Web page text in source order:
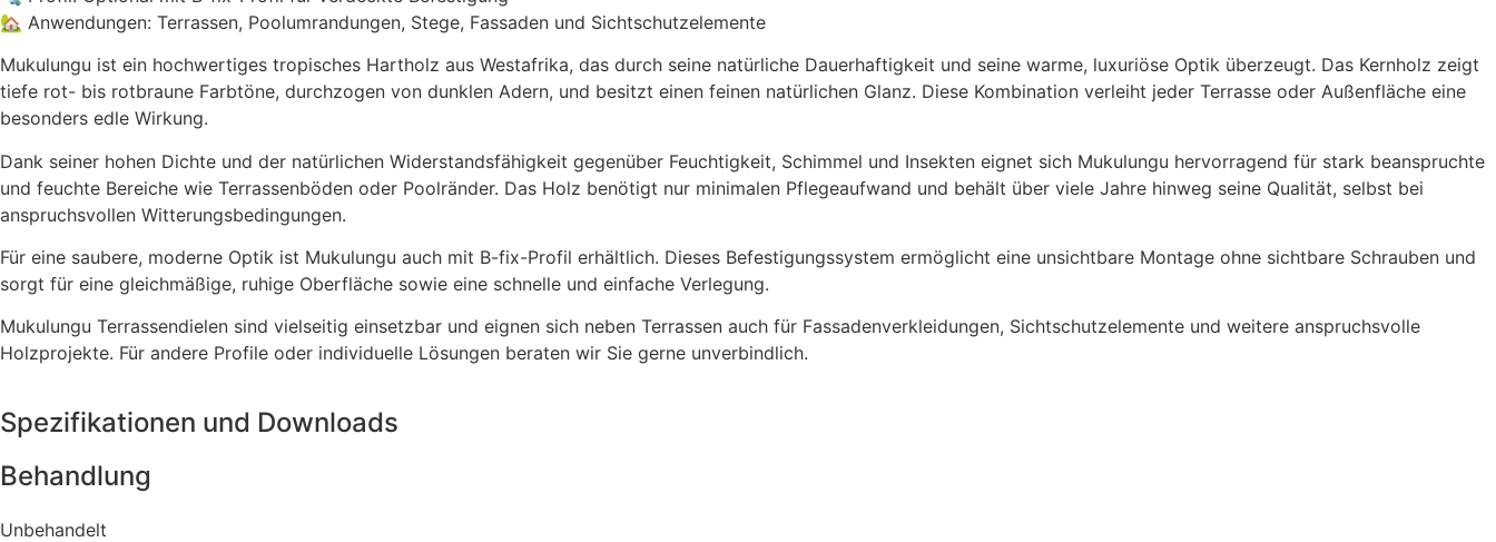
🏡 Anwendungen: Terrassen, Poolumrandungen, Stege, Fassaden und Sichtschutzelemente
Mukulungu ist ein hochwertiges tropisches Hartholz aus Westafrika, das durch seine natürliche Dauerhaftigkeit und seine warme, luxuriöse Optik überzeugt. Das Kernholz zeigt
tiefe rot- bis rotbraune Farbtöne, durchzogen von dunklen Adern, und besitzt einen feinen natürlichen Glanz. Diese Kombination verleiht jeder Terrasse oder Außenfläche eine
besonders edle Wirkung.
Dank seiner hohen Dichte und der natürlichen Widerstandsfähigkeit gegenüber Feuchtigkeit, Schimmel und Insekten eignet sich Mukulungu hervorragend für stark beanspruchte
und feuchte Bereiche wie Terrassenböden oder Poolränder. Das Holz benötigt nur minimalen Pflegeaufwand und behält über viele Jahre hinweg seine Qualität, selbst bei
anspruchsvollen Witterungsbedingungen.
Für eine saubere, moderne Optik ist Mukulungu auch mit B-fix-Profil erhältlich. Dieses Befestigungssystem ermöglicht eine unsichtbare Montage ohne sichtbare Schrauben und
sorgt für eine gleichmäßige, ruhige Oberfläche sowie eine schnelle und einfache Verlegung.
Mukulungu Terrassendielen sind vielseitig einsetzbar und eignen sich neben Terrassen auch für Fassadenverkleidungen, Sichtschutzelemente und weitere anspruchsvolle
Holzprojekte. Für andere Profile oder individuelle Lösungen beraten wir Sie gerne unverbindlich.
Spezifikationen und Downloads
Behandlung
Unbehandelt